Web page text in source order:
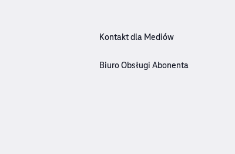
Kontakt dla Mediów
Biuro Obsługi Abonenta